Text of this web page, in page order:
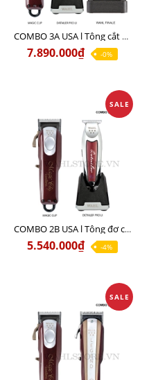
COMBO 3A USA l Tông cắt MAGIC + Tông viền DETAILER PRO LI + Cạo khô FINALE
7.890.000₫ -0%
SALE
COMBO 2B USA l Tông đơ cắt Magic clip Red + Tông đơ viền Detailer Pro Li
5.540.000₫ -4%
SALE